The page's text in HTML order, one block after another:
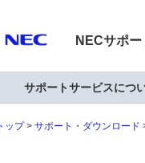
NECサポ
サポートサービスにつ
ップ サポート・ダウンロード